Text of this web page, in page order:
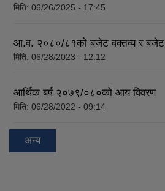
मिति: 06/26/2025 - 17:45
आ.व. २०८०/८१को बजेट वक्तव्य र बजेट
मिति: 06/28/2023 - 12:12
आर्थिक बर्ष २०७९/०८०को आय विवरण
मिति: 06/28/2022 - 09:14
अन्य